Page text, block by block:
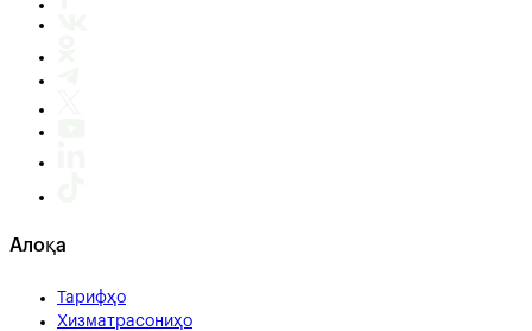
Алоқа
Тарифҳо
Хизматрасониҳо